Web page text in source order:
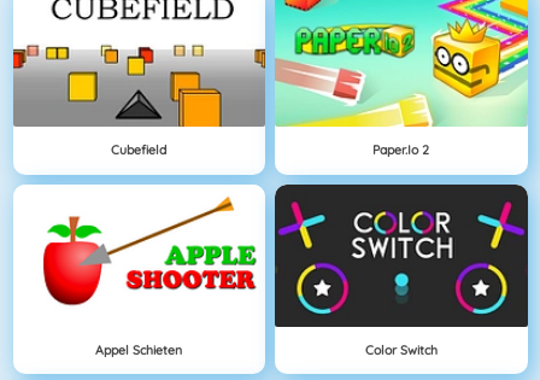
Cubefield Paper.io 2
Appel Schieten Color Switch